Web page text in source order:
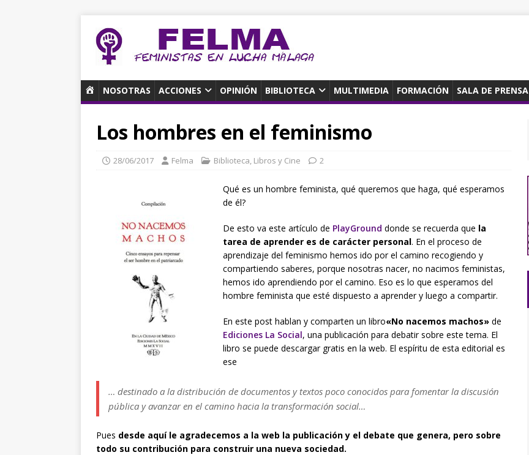
N
NOSOTRAS ACCIONES OPINIÓN BIBLIOTECA MULTIMEDIA FORMACIÓN SALA DE PRENSA
Los hombres en el feminismo
28/06/2017 Felma Biblioteca, Libros y Cine 2
Qué es un hombre feminista, qué queremos que haga, qué esperamos
de él?
De esto va este artículo de PlayGround donde se recuerda que la
tarea de aprender es de carácter personal. En el proceso de
aprendizaje del feminismo hemos ido por el camino recogiendo y
compartiendo saberes, porque nosotras nacer, no nacimos feministas,
hemos ido aprendiendo por el camino. Eso es lo que esperamos del
hombre feminista que esté dispuesto a aprender y luego a compartir.
En este post hablan y comparten un libro«No nacemos machos» de
Ediciones La Social, una publicación para debatir sobre este tema. El
libro se puede descargar gratis en la web. El espíritu de esta editorial es
ese
… destinado a la distribución de documentos y textos poco conocidos para fomentar la discusión
pública y avanzar en el camino hacia la transformación social…
Pues desde aquí le agradecemos a la web la publicación y el debate que genera, pero sobre
todo su contribución para construir una nueva sociedad.